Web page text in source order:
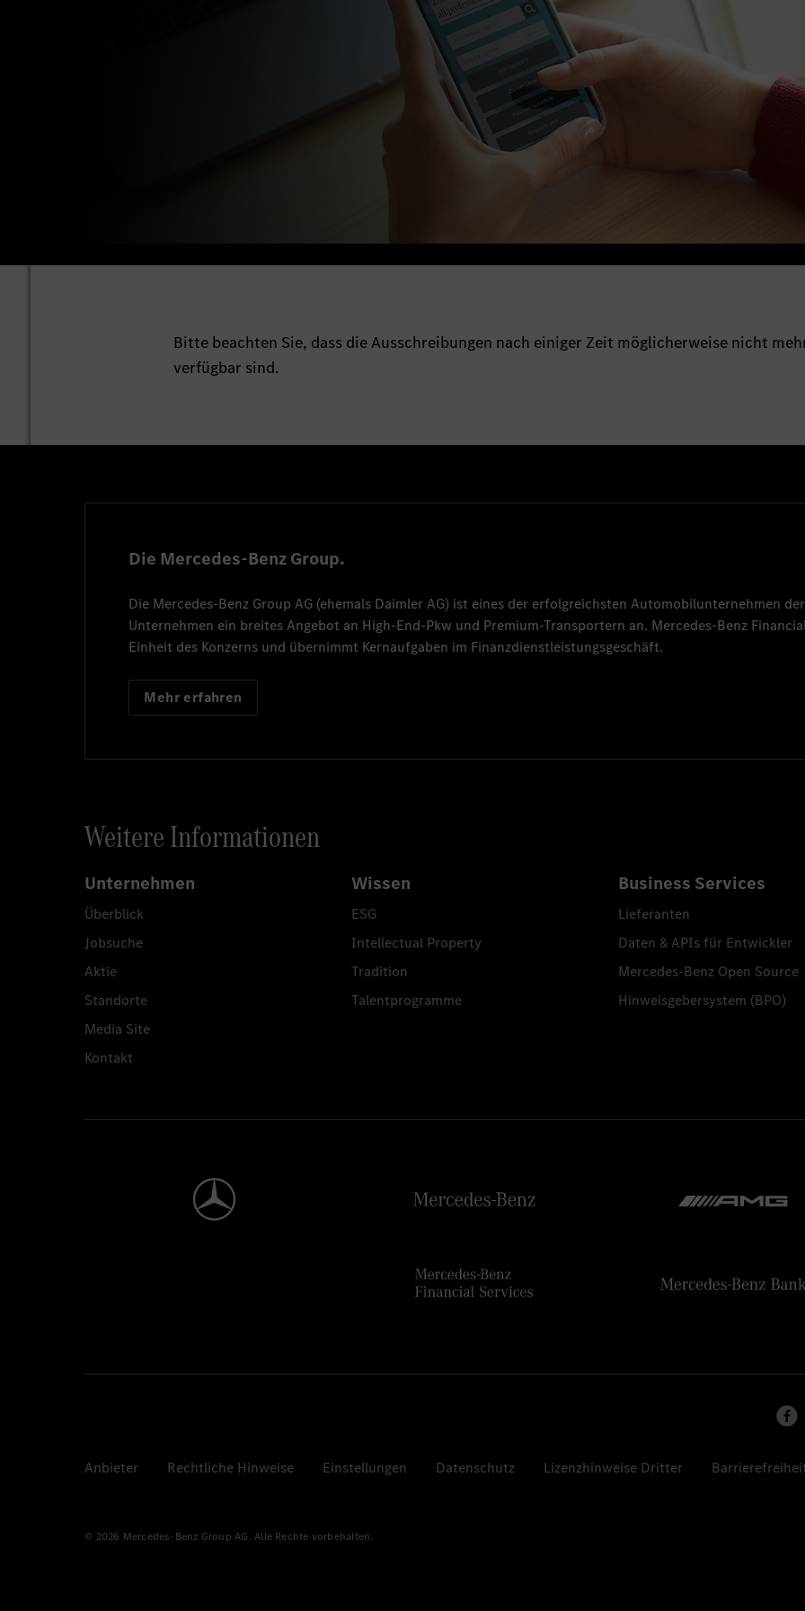
Bitte beachten Sie, dass die Ausschreibungen nach einiger Zeit möglicherweise nicht
verfügbar sind.
Die Mercedes-Benz Group.
Die Mercedes-Benz Group AG (ehemals Daimler AG) ist eines der erfolgreichsten Automobilunternehmen
Unternehmen ein breites Angebot an High-End-Pkw und Premium-Transportern an. Mercedes-Benz
Einheit des Konzerns und übernimmt Kernaufgaben im Finanzdienstleistungsgeschäft.
Mehr erfahren
Weitere Informationen
Unternehmen
Überblick
Jobsuche
Aktie
Standorte
Media Site
Kontakt
Wissen
ESG
Intellectual Property
Tradition
Talentprogramme
Business Services
Lieferanten
Daten & APIs für Entwickler
Mercedes-Benz Open Source
Hinweisgebersystem (BPO)
Anbieter Rechtliche Hinweise Einstellungen Datenschutz Lizenzhinweise Dritter
© 2026 Mercedes-Benz Group AG. Alle Rechte vorbehalten.